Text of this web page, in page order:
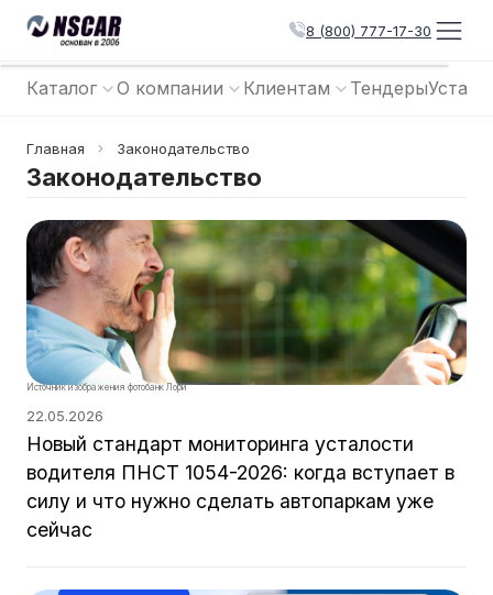
8 (800) 777-17-30
Каталог О компании Клиентам Тендеры
Главная Законодательство
Законодательство
Источник изображения фотобанк Лори
22.05.2026
Новый стандарт мониторинга усталости
водителя ПНСТ 1054-2026: когда вступает в
силу и что нужно сделать автопаркам уже
сейчас